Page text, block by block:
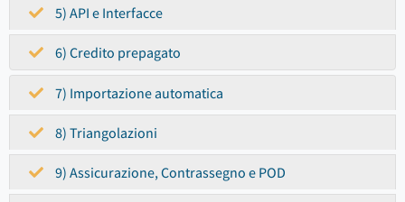
5) API e Interfacce
6) Credito prepagato
7) Importazione automatica
8) Triangolazioni
9) Assicurazione, Contrassegno e POD